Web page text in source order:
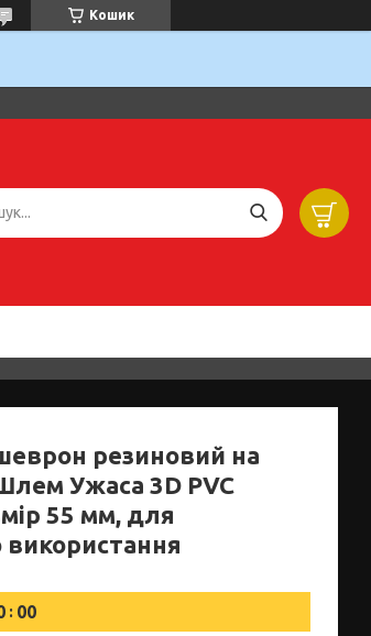
Кошик
резиновий на
Ужаса 3D PVC
55 мм, для
00